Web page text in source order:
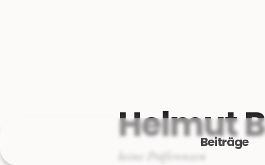
Beiträge
Helmut
keine Präferenzen